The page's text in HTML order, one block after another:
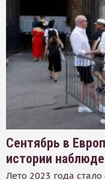
Сентябрь в
истории
Лето 2023 года